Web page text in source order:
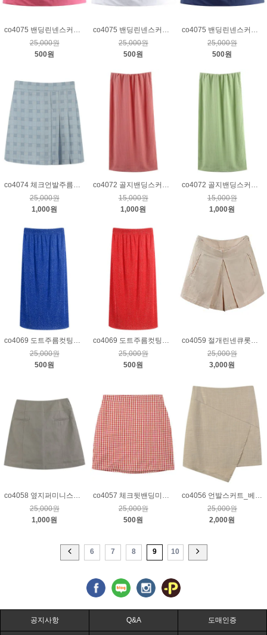
co4075 밴딩린넨스커트_핑크
25,000원
500원
co4075 밴딩린넨스커트_크림
25,000원
500원
co4075 밴딩린넨스커트_네이비
25,000원
500원
co4074 체크언발주름밴딩스커트_블루
25,000원
1,000원
co4072 골지밴딩스커트_핑크
15,000원
1,000원
co4072 골지밴딩스커트_연두
15,000원
1,000원
co4069 도트주름컷팅밴딩스커트_블루
25,000원
500원
co4069 도트주름컷팅밴딩스커트_레드
25,000원
500원
co4059 절개린넨큐롯팬츠_베이지S
25,000원
3,000원
co4058 옆지퍼미니스커트_카키그레이S
25,000원
1,000원
co4057 체크뒷밴딩미니스커트_레드
25,000원
500원
co4056 언발스커트_베이지S
25,000원
2,000원
6 7 8 9 10
공지사항 Q&A 도매인증